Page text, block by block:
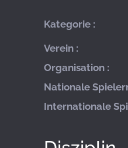
Kategorie :
Verein :
Organisation :
Nationale
Internationale